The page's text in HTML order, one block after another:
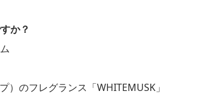
か？
）のフレグランス「WHITEMUSK」